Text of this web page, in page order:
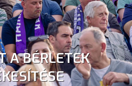
A BÉRLETEK